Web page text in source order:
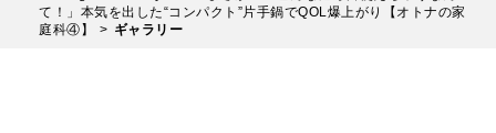
て！」本気を出した“コンパクト”⽚⼿鍋でQOL爆上がり【オトナの家
庭科④】
ギャラリー